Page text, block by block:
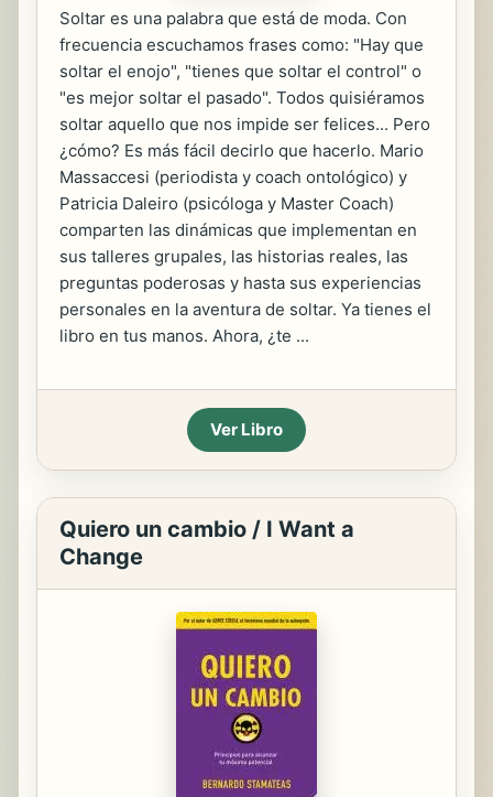
Soltar es una palabra que está de moda. Con
frecuencia escuchamos frases como: "Hay que
soltar el enojo", "tienes que soltar el control" o
"es mejor soltar el pasado". Todos quisiéramos
soltar aquello que nos impide ser felices... Pero
¿cómo? Es más fácil decirlo que hacerlo. Mario
Massaccesi (periodista y coach ontológico) y
Patricia Daleiro (psicóloga y Master Coach)
comparten las dinámicas que implementan en
sus talleres grupales, las historias reales, las
preguntas poderosas y hasta sus experiencias
personales en la aventura de soltar. Ya tienes el
libro en tus manos. Ahora, ¿te ...
Ver Libro
Quiero un cambio / I Want a
Change